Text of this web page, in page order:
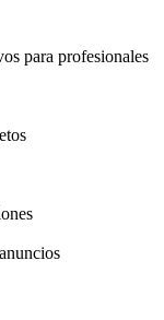
para profesionales